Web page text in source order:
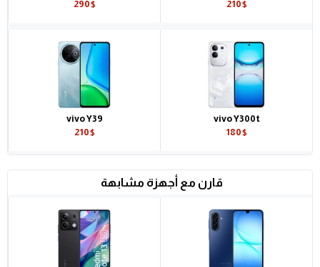
210$
290$
vivo Y300t
180$
vivo Y39
210$
قارن مع أجهزة مشابهة